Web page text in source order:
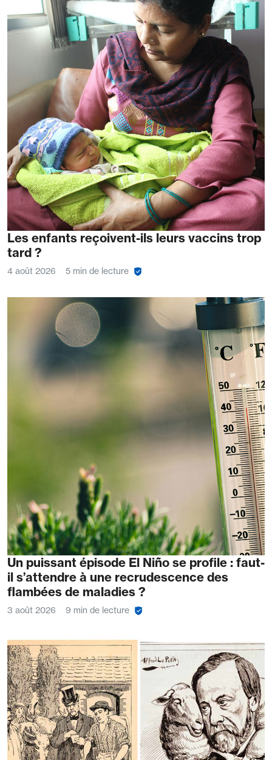
Les enfants reçoivent-ils leurs vaccins trop
tard ?
4 août 2026 5 min de lecture
Un puissant épisode El Niño se profile : faut-
il s’attendre à une recrudescence des
flambées de maladies ?
3 août 2026 9 min de lecture